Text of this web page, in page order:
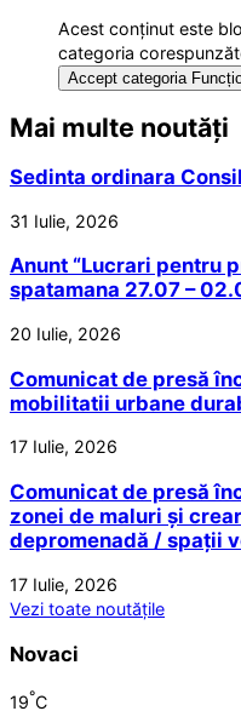
Acest conținut este
categoria
Accept categoria
Mai multe noutăți
Sedinta ordinara
31 Iulie, 2026
Anunt “Lucrari pentru
spatamana 27.07 –
20 Iulie, 2026
Comunicat de presă
mobilitatii urbane
17 Iulie, 2026
Comunicat de presă
zonei de maluri și
depromenadă / spații
17 Iulie, 2026
Vezi toate noutățile
Novaci
19°C